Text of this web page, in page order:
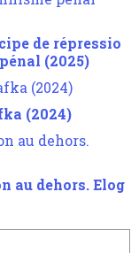
de répressio
(2025)
(2024)
au dehors. Elog